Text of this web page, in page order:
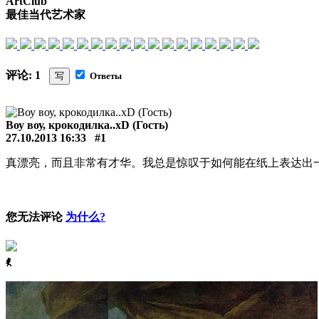
最佳当代艺术家
评论: 1 写 Ответы
Воу воу, крокодилка..xD (Гость)
27.10.2013 16:33
#1
真漂亮，而且非常有才华。我总是惊叹于如何能在纸上表达出
您无法评论 为什么?
ꈅ